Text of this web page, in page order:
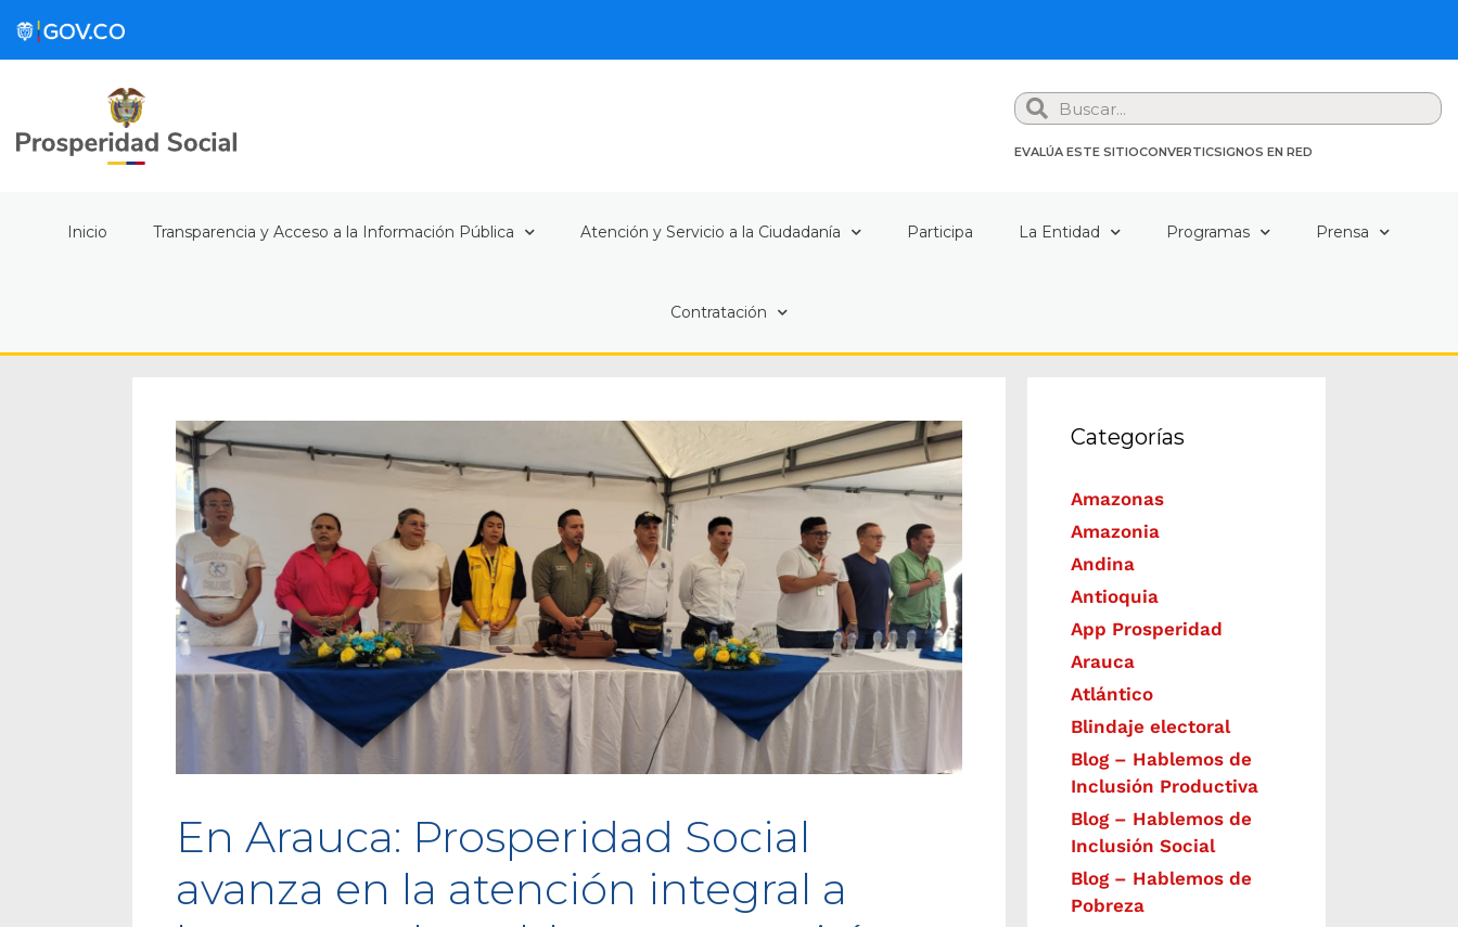
Search
EVALÚA ESTE SITIOCONVERTICSIGNOS EN RED
Inicio Transparencia y Acceso a la Información Pública Atención y Servicio a la Ciudadanía Participa La Entidad Programas Prensa
Contratación
En Arauca: Prosperidad Social
avanza en la atención integral a
Categorías
Amazonas
Amazonia
Andina
Antioquia
App Prosperidad
Arauca
Atlántico
Blindaje electoral
Blog – Hablemos de
Inclusión Productiva
Blog – Hablemos de
Inclusión Social
Blog – Hablemos de
Pobreza